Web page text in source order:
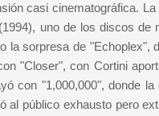
casi cinematográfica.
uno de los discos
la sorpresa de "Echoplex",
"Closer", con Cortini
con "1,000,000", donde
al público exhausto pero